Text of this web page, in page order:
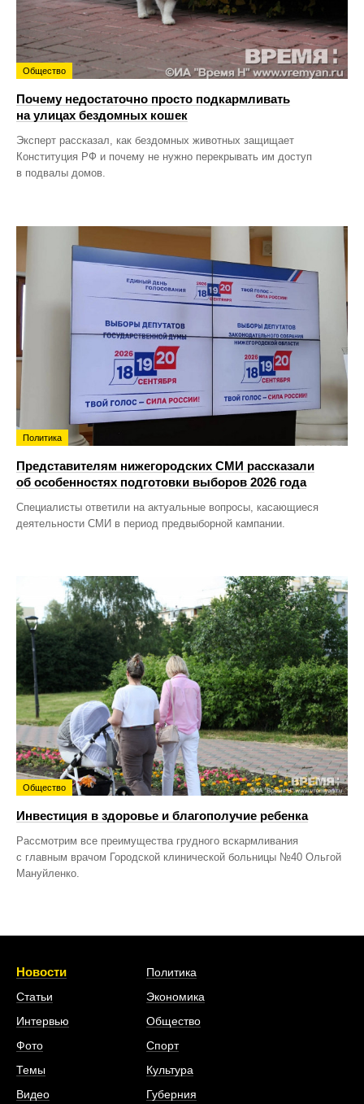
Общество
Почему недостаточно просто подкармливать
на улицах бездомных кошек
Эксперт рассказал, как бездомных животных защищает
Конституция РФ и почему не нужно перекрывать им доступ
в подвалы домов.
Политика
Представителям нижегородских СМИ рассказали
об особенностях подготовки выборов 2026 года
Специалисты ответили на актуальные вопросы, касающиеся
деятельности СМИ в период предвыборной кампании.
Общество
Инвестиция в здоровье и благополучие ребенка
Рассмотрим все преимущества грудного вскармливания
с главным врачом Городской клинической больницы №40 Ольгой
Мануйленко.
Новости
Статьи
Интервью
Фото
Темы
Видео
Политика
Экономика
Общество
Спорт
Культура
Губерния